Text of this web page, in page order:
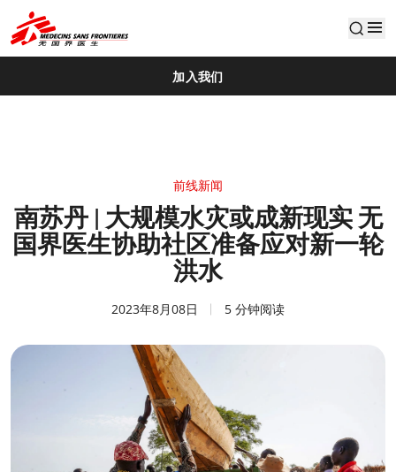
default
加入我们
前线新闻
南苏丹 | 大规模水灾或成新现实 无
国界医生协助社区准备应对新一轮
洪水
2023年8月08日 5 分钟阅读